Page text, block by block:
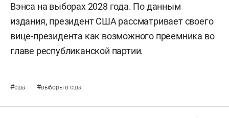
Вэнса на выборах 2028 года. По данным
издания, президент США рассматривает своего
вице-президента как возможного преемника во
главе республиканской партии.
#сша #выборы в сша